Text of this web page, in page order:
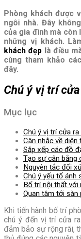
Phòng khách được
ngôi nhà. Đây
của gia đình mà còn
những vị khách.
khách đẹp là điều
cùng tham khảo
đây.
Chú ý vị trí
Mục lục
Chú ý vị trí cửa
Cân nhắc về
Sắp xếp các đồ
Tạo sự cân bằng
Nguyên tắc đối
Chú ý yếu tố ánh
Bố trí nội thất với
Quan tâm tới sàn
Khi tiến hành bố trí
chú ý đến vị trí cửa
đảm bảo sự rộng rãi,